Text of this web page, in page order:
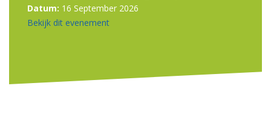
Datum: 16 September 2026
Bekijk dit evenement